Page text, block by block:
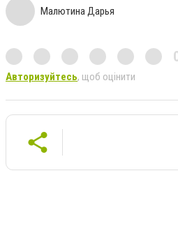
Малютина Дарья
Авторизуйтесь, щоб оцінити